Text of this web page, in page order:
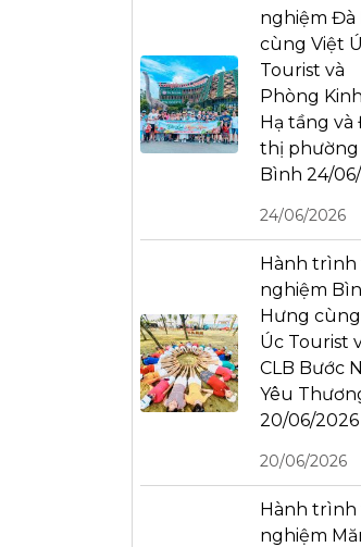
nghiệm Đà
cùng Việt
Tourist và
Phòng
Hạ tầng và
thị phường
Bình 24/
24/06/2026
Hành trình
nghiệm
Hưng
Úc Tourist
CLB Bước
Yêu
20/06/2026
20/06/2026
Hành trình
nghiệm